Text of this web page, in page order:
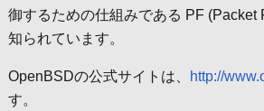
御するための仕組みである PF (Packet
知られています。
OpenBSDの公式サイトは、 http://
す。